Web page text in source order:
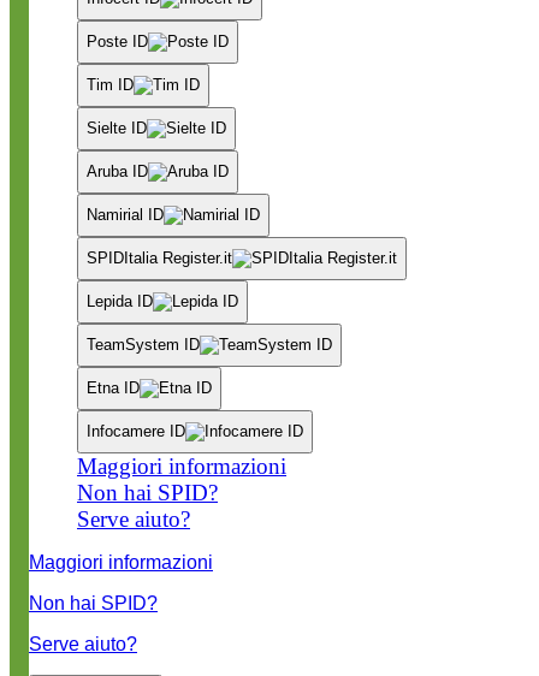
Poste ID
Tim ID
Sielte ID
Aruba ID
Namirial ID
SPIDItalia Register.it
Lepida ID
TeamSystem ID
Etna ID
Infocamere ID
Maggiori informazioni
Non hai SPID?
Serve aiuto?
Maggiori informazioni
Non hai SPID?
Serve aiuto?